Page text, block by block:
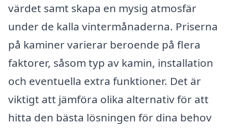
värdet samt skapa en mysig atmosfär
under de kalla vintermånaderna. Priserna
på kaminer varierar beroende på flera
faktorer, såsom typ av kamin, installation
och eventuella extra funktioner. Det är
viktigt att jämföra olika alternativ för att
hitta den bästa lösningen för dina behov